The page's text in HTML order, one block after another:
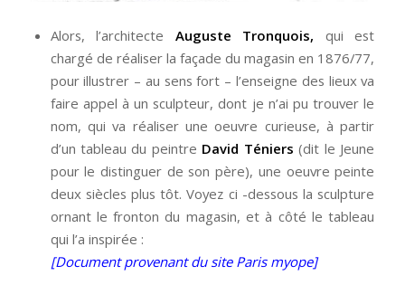
Alors, l’architecte Auguste Tronquois, qui est
chargé de réaliser la façade du magasin en 1876/77,
pour illustrer – au sens fort – l’enseigne des lieux va
faire appel à un sculpteur, dont je n’ai pu trouver le
nom, qui va réaliser une oeuvre curieuse, à partir
d’un tableau du peintre David Téniers (dit le Jeune
pour le distinguer de son père), une oeuvre peinte
deux siècles plus tôt. Voyez ci -dessous la sculpture
ornant le fronton du magasin, et à côté le tableau
qui l’a inspirée :
[Document provenant du site Paris myope]